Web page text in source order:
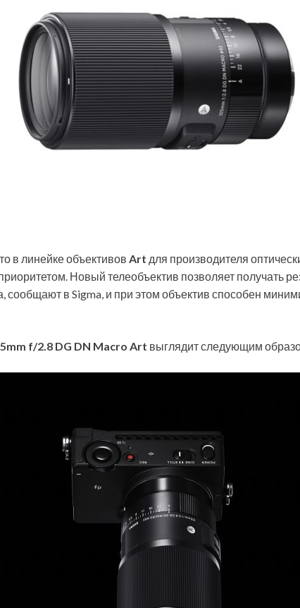
в линейке объективов Art для производителя
Новый телеобъектив позволяет получать
сообщают в Sigma, и при этом объектив способен
f/2.8 DG DN Macro Art выглядит следующим